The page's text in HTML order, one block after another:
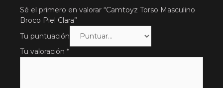
Sé el primero en valorar “Camtoyz Torso Masculino
Broco Piel Clara”
Tu puntuación
Tu valoración *